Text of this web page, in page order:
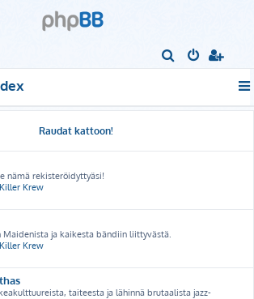
r
h
Raudat kattoon!
nämä rekisteröidyttyäsi!
Krew
Maidenista ja kaikesta bändiin liittyvästä.
Krew
taiteesta ja lähinnä brutaalista jazz-